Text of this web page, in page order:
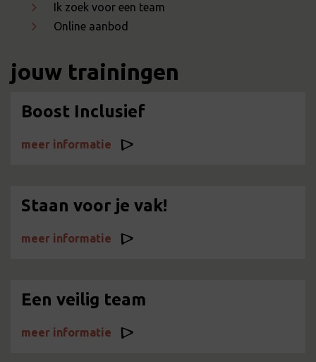
Ik zoek voor een team
Online aanbod
jouw trainingen
Boost Inclusief
meer informatie
Staan voor je vak!
meer informatie
Een veilig team
meer informatie